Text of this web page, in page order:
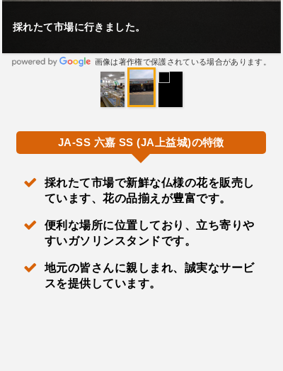
採れたて市場に行きました。
画像は著作権で保護されている場合があります。
JA-SS 六嘉 SS (JA上益城)の特徴
採れたて市場で新鮮な仏様の花を販売し
ています、花の品揃えが豊富です。
便利な場所に位置しており、立ち寄りや
すいガソリンスタンドです。
地元の皆さんに親しまれ、誠実なサービ
スを提供しています。